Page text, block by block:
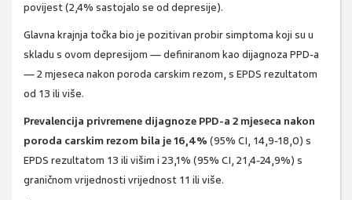
povijest (2,4% sastojalo se od depresije).
Glavna krajnja točka bio je pozitivan probir simptoma koji su u
skladu s ovom depresijom — definiranom kao dijagnoza PPD-a
— 2 mjeseca nakon poroda carskim rezom, s EPDS rezultatom
od 13 ili više.
Prevalencija privremene dijagnoze PPD-a 2 mjeseca nakon
poroda carskim rezom bila je 16,4% (95% CI, 14,9-18,0) s
EPDS rezultatom 13 ili višim i 23,1% (95% CI, 21,4-24,9%) s
graničnom vrijednosti vrijednost 11 ili više.